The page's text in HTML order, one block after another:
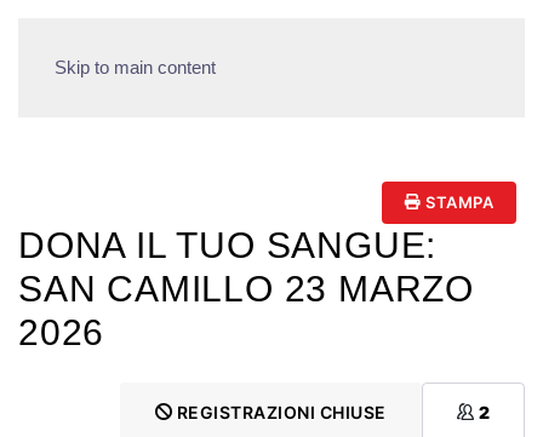
Skip to main content
STAMPA
DONA IL TUO SANGUE:
SAN CAMILLO 23 MARZO
2026
REGISTRAZIONI CHIUSE 2